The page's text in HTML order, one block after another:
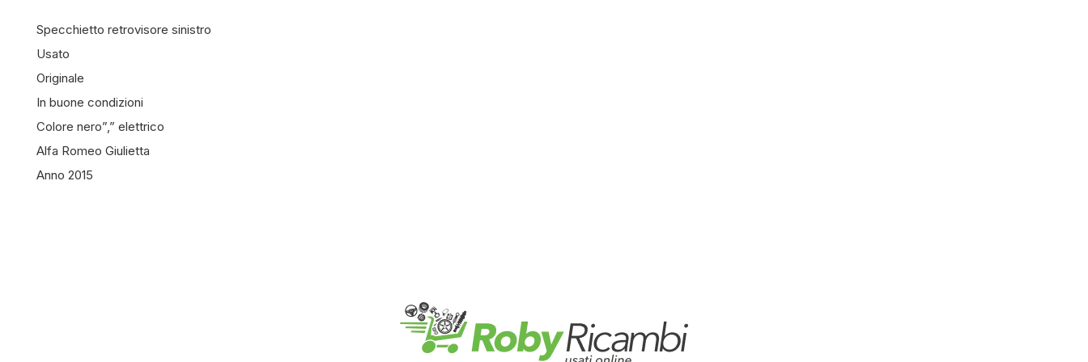
Specchietto retrovisore sinistro
Usato
Originale
In buone condizioni
Colore nero”,” elettrico
Alfa Romeo Giulietta
Anno 2015